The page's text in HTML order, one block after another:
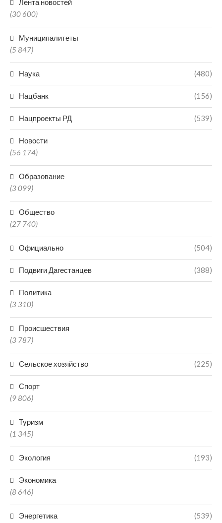
Лента новостей
(30 600)
Муниципалитеты
(5 847)
Наука (480)
Нацбанк (156)
Нацпроекты РД (539)
Новости
(56 174)
Образование
(3 099)
Общество
(27 740)
Официально (504)
Подвиги Дагестанцев (388)
Политика
(3 310)
Происшествия
(3 787)
Сельское хозяйство (225)
Спорт
(9 806)
Туризм
(1 345)
Экология (193)
Экономика
(8 646)
Энергетика (539)